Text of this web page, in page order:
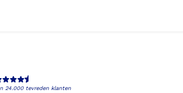
24.000 tevreden klanten